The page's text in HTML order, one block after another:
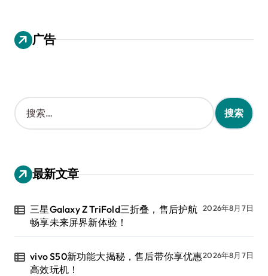
广告
搜
索
：
最新文章
三星Galaxy Z TriFold三折叠，售后护航
畅享未来屏界新体验！
2026年8月7日
vivo S50新功能大揭秘，售后带你享优惠
高效玩机！
2026年8月7日